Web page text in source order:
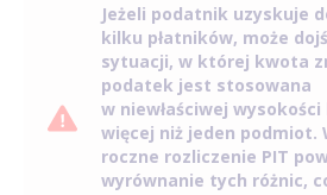
Jeżeli podatnik uzyskuje
kilku płatników, może
sytuacji, w której kwota
podatek jest stosowana
w niewłaściwej wysokości
więcej niż jeden podmiot.
roczne rozliczenie PIT
wyrównanie tych różnic,